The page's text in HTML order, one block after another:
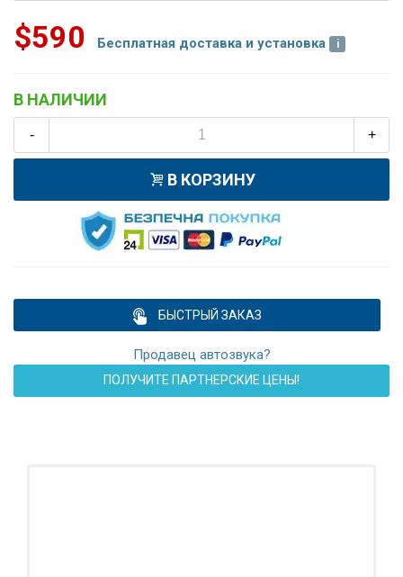
$590 Бесплатная доставка и установка
В НАЛИЧИИ
- +
В КОРЗИНУ
БЫСТРЫЙ ЗАКАЗ
Продавец автозвука?
ПОЛУЧИТЕ ПАРТНЕРСКИЕ ЦЕНЫ!